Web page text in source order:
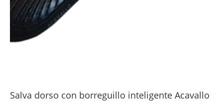
Salva dorso con borreguillo inteligente Acavallo